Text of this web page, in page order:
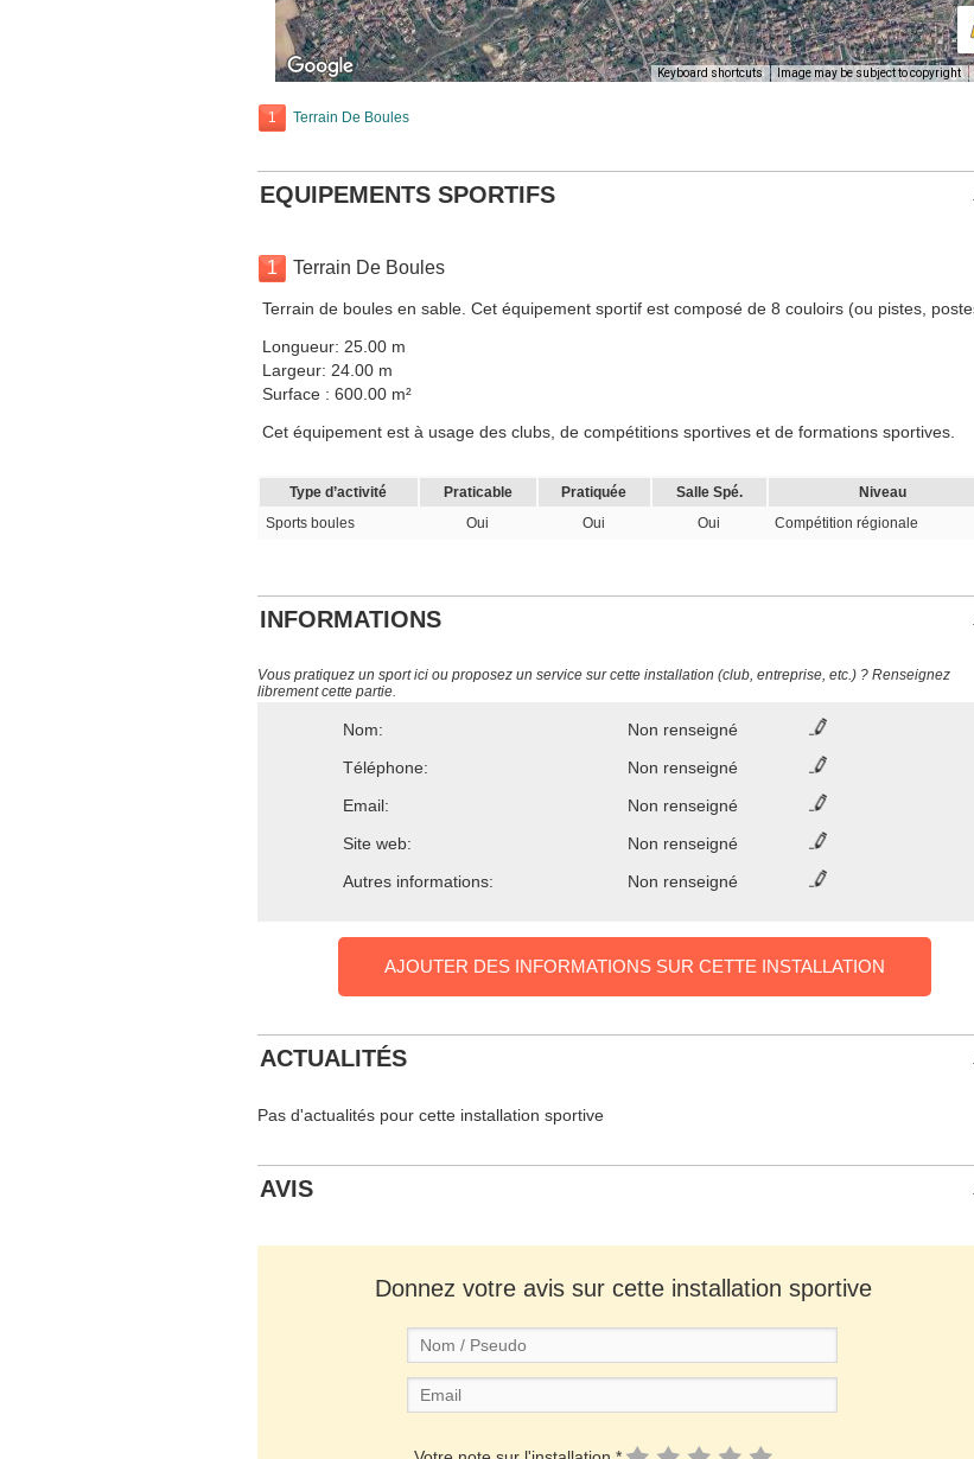
Keyboard shortcuts Image may be subject to copyright
1 Terrain De Boules
EQUIPEMENTS SPORTIFS
1 Terrain De Boules
Terrain de boules en sable. Cet équipement sportif est composé de 8 couloirs (ou pistes,
Longueur: 25.00 m
Largeur: 24.00 m
Surface : 600.00 m²
Cet équipement est à usage des clubs, de compétitions sportives et de formations sportives.
Type d’activité Praticable Pratiquée Salle Spé.
Niveau
Sports boules
Oui Oui Oui Compétition régionale
INFORMATIONS
Vous pratiquez un sport ici ou proposez un service sur cette installation (club, entreprise, etc.) ? Renseignez
librement cette partie.
Nom:
Non renseigné
Téléphone:
Non renseigné
Email:
Non renseigné
Site web:
Non renseigné
Autres informations:
Non renseigné
AJOUTER DES INFORMATIONS SUR CETTE INSTALLATION
ACTUALITÉS
Pas d'actualités pour cette installation sportive
AVIS
Donnez votre avis sur cette installation sportive